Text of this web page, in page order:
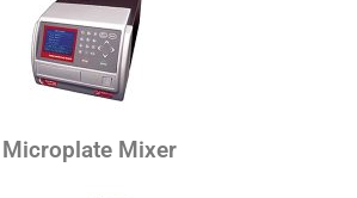
Microplate Mixer